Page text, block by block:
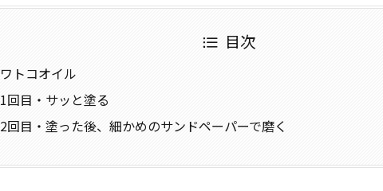
目次
ワトコオイル
1回目・サッと塗る
2回目・塗った後、細かめのサンドペーパーで磨く